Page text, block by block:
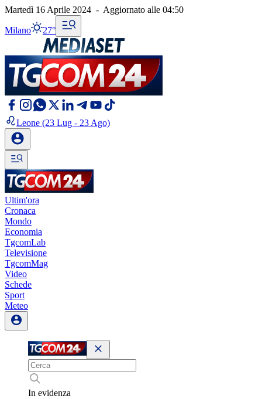
Martedì 16 Aprile 2024 - Aggiornato alle 04:50
Milano 27°
Leone (23 Lug - 23 Ago)
Ultim'ora
Cronaca
Mondo
Economia
TgcomLab
Televisione
TgcomMag
Video
Schede
Sport
Meteo
In evidenza